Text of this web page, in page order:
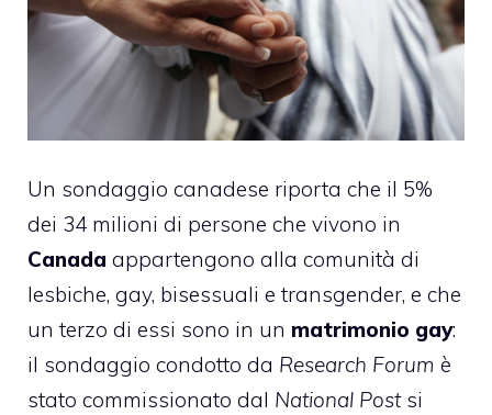
Un sondaggio canadese riporta che il 5%
dei 34 milioni di persone che vivono in
Canada appartengono alla comunità di
lesbiche, gay, bisessuali e transgender, e che
un terzo di essi sono in un matrimonio gay:
il sondaggio condotto da Research Forum è
stato commissionato dal National Postsi